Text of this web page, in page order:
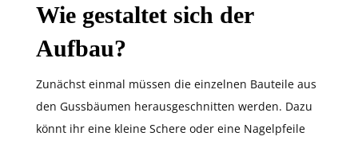
Wie gestaltet sich der
Aufbau?
Zunächst einmal müssen die einzelnen Bauteile aus
den Gussbäumen herausgeschnitten werden. Dazu
könnt ihr eine kleine Schere oder eine Nagelpfeile